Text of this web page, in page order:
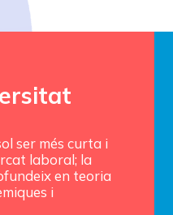
ser més curta i
laboral; la
en teoria
i